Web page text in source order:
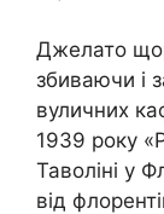
Джелато
збиваючи і
вуличних
1939 року
Таволіні у
від